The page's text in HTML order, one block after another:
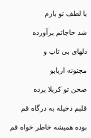
با لطف تو بازم
شد حاجاتم برآورده
دلهای بی تاب و
مجنونه اربابو
صحن تو کربلا برده
قلبم دخیله به درگاه قم
بوده همیشه خاطر خواه قم